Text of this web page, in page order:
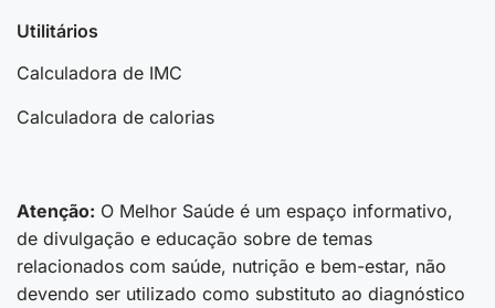
Utilitários
Calculadora de IMC
Calculadora de calorias
Atenção: O Melhor Saúde é um espaço informativo,
de divulgação e educação sobre de temas
relacionados com saúde, nutrição e bem-estar, não
devendo ser utilizado como substituto ao diagnóstico